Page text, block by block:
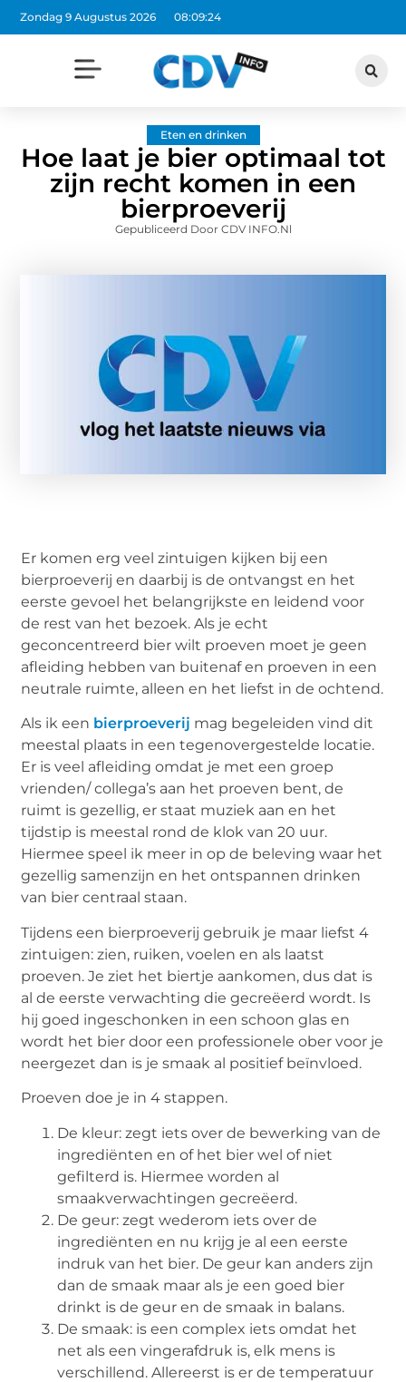
Zondag 9 Augustus 2026 08:09:25
Eten en drinken
Hoe laat je bier optimaal tot
zijn recht komen in een
bierproeverij
Gepubliceerd Door CDV INFO.nl
Er komen erg veel zintuigen kijken bij een
bierproeverij en daarbij is de ontvangst en het
eerste gevoel het belangrijkste en leidend voor
de rest van het bezoek. Als je echt
geconcentreerd bier wilt proeven moet je geen
afleiding hebben van buitenaf en proeven in een
neutrale ruimte, alleen en het liefst in de ochtend.
Als ik een bierproeverij mag begeleiden vind dit
meestal plaats in een tegenovergestelde locatie.
Er is veel afleiding omdat je met een groep
vrienden/ collega’s aan het proeven bent, de
ruimt is gezellig, er staat muziek aan en het
tijdstip is meestal rond de klok van 20 uur.
Hiermee speel ik meer in op de beleving waar het
gezellig samenzijn en het ontspannen drinken
van bier centraal staan.
Tijdens een bierproeverij gebruik je maar liefst 4
zintuigen: zien, ruiken, voelen en als laatst
proeven. Je ziet het biertje aankomen, dus dat is
al de eerste verwachting die gecreëerd wordt. Is
hij goed ingeschonken in een schoon glas en
wordt het bier door een professionele ober voor je
neergezet dan is je smaak al positief beïnvloed.
Proeven doe je in 4 stappen.
De kleur: zegt iets over de bewerking van de
ingrediënten en of het bier wel of niet
gefilterd is. Hiermee worden al
smaakverwachtingen gecreëerd.
De geur: zegt wederom iets over de
ingrediënten en nu krijg je al een eerste
indruk van het bier. De geur kan anders zijn
dan de smaak maar als je een goed bier
drinkt is de geur en de smaak in balans.
De smaak: is een complex iets omdat het
net als een vingerafdruk is, elk mens is
verschillend. Allereerst is er de temperatuur